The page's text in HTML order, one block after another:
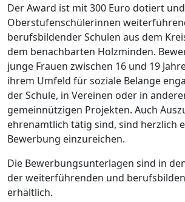
Der Award ist mit 300 Euro dotiert
Oberstufenschülerinnen
berufsbildender Schulen aus dem
dem benachbarten Holzminden.
junge Frauen zwischen 16 und 19
ihrem Umfeld für soziale Belange
der Schule, in Vereinen oder in
gemeinnützigen Projekten. Auch
ehrenamtlich tätig sind, sind herzlich
Bewerbung einzureichen.
Die Bewerbungsunterlagen sind in
der weiterführenden und
erhältlich.